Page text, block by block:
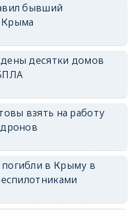
erid: 2SDnjdvhGXG
бывший
десятки домов
взять на работу
в Крыму в